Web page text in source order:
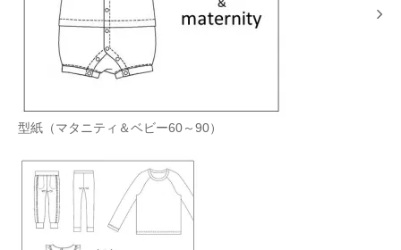
型紙（マタニティ＆ベビー60～90）